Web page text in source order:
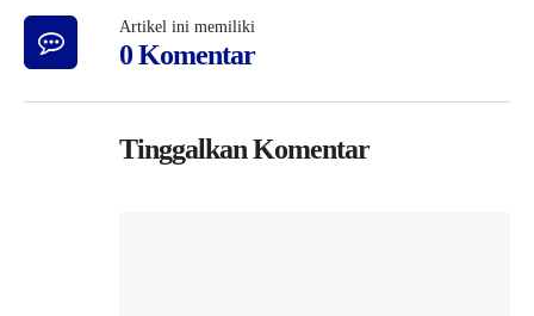
Artikel ini memiliki
0 Komentar
Tinggalkan Komentar